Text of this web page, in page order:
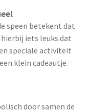
speen betekent dat
iets leuks dat
speciale activiteit
klein cadeautje.
door samen de